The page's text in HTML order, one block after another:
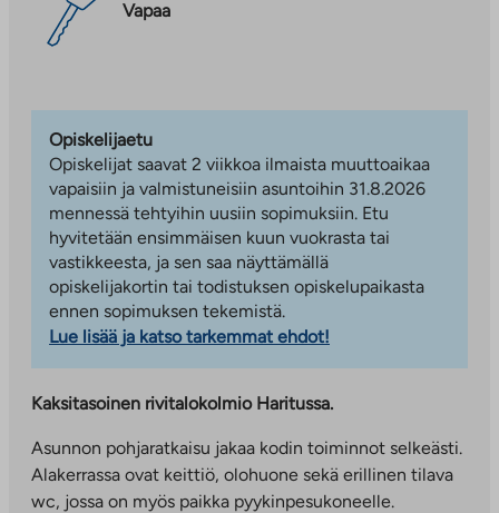
Vapaa
Opiskelijaetu
Opiskelijat saavat 2 viikkoa ilmaista muuttoaikaa
vapaisiin ja valmistuneisiin asuntoihin 31.8.2026
mennessä tehtyihin uusiin sopimuksiin. Etu
hyvitetään ensimmäisen kuun vuokrasta tai
vastikkeesta, ja sen saa näyttämällä
opiskelijakortin tai todistuksen opiskelupaikasta
ennen sopimuksen tekemistä.
Lue lisää ja katso tarkemmat ehdot!
Kaksitasoinen rivitalokolmio Haritussa.
Asunnon pohjaratkaisu jakaa kodin toiminnot selkeästi.
Alakerrassa ovat keittiö, olohuone sekä erillinen tilava
wc, jossa on myös paikka pyykinpesukoneelle.